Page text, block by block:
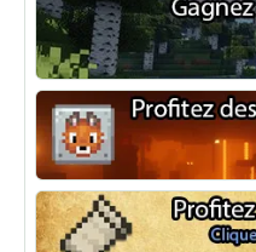
Optifine
NeoForge